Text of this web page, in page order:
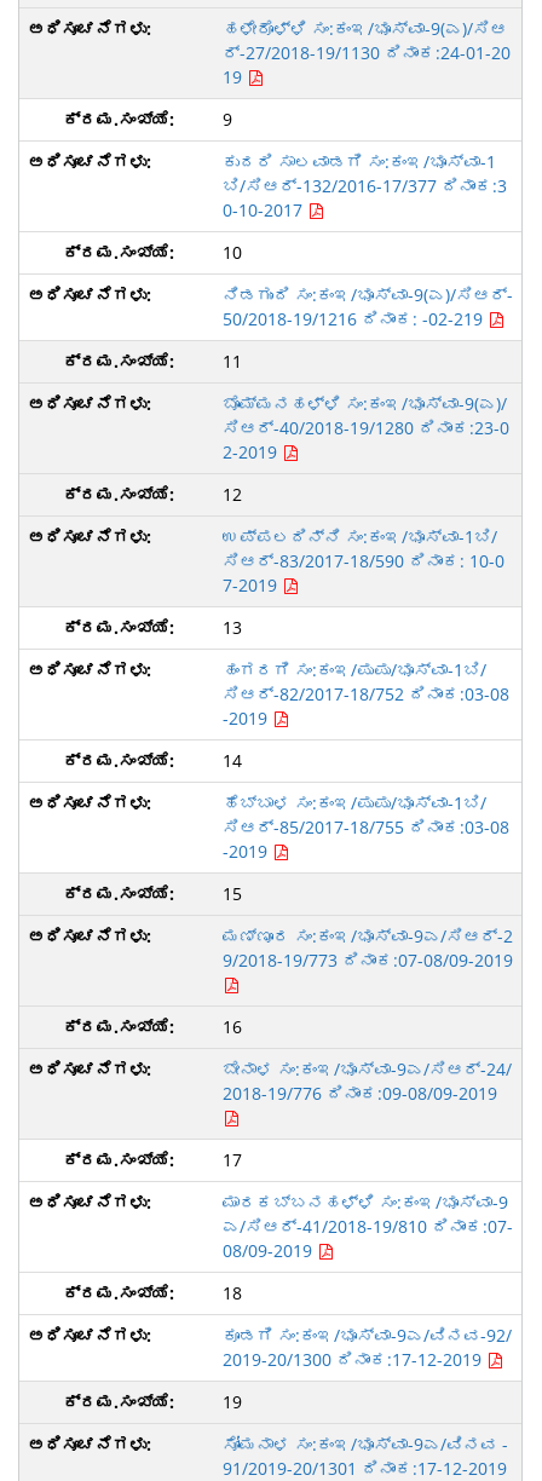
ಹಳೇರೊಳ್ಳಿ ಸಂ:ಕಂಇ/ಭೂಸ್ವಾ-9(ಎ)/ಸಿಆ
ರ್-27/2018-19/1130 ದಿನಾಂಕ:24-01-20
19
9
ಕುದರಿ ಸಾಲವಾಡಗಿ ಸಂ:ಕಂಇ/ಭೂಸ್ವಾ-1
ಬಿ/ಸಿಆರ್-132/2016-17/377 ದಿನಾಂಕ:3
0-10-2017
10
ನಿಡಗುಂದಿ ಸಂ:ಕಂಇ/ಭೂಸ್ವಾ-9(ಎ)/ಸಿಆರ್-
50/2018-19/1216 ದಿನಾಂಕ: -02-219
11
ಬೊಮ್ಮನಹಳ್ಳಿ ಸಂ:ಕಂಇ/ಭೂಸ್ವಾ-9(ಎ)/
ಸಿಆರ್-40/2018-19/1280 ದಿನಾಂಕ:23-0
2-2019
12
ಉಪ್ಪಲದಿನ್ನಿ ಸಂ:ಕಂಇ/ಭೂಸ್ವಾ-1ಬಿ/
ಸಿಆರ್-83/2017-18/590 ದಿನಾಂಕ: 10-0
7-2019
13
ಹಂಗರಗಿ ಸಂ:ಕಂಇ/ಪುಪು/ಭೂಸ್ವಾ-1ಬಿ/
ಸಿಆರ್-82/2017-18/752 ದಿನಾಂಕ:03-08
-2019
14
ಹೆಬ್ಬಾಳ ಸಂ:ಕಂಇ/ಪುಪು/ಭೂಸ್ವಾ-1ಬಿ/
ಸಿಆರ್-85/2017-18/755 ದಿನಾಂಕ:03-08
-2019
15
ಮಣ್ಣೂರ ಸಂ:ಕಂಇ/ಭೂಸ್ವಾ-9ಎ/ಸಿಆರ್-2
9/2018-19/773 ದಿನಾಂಕ:07-08/09-2019
16
ಬೇನಾಳ ಸಂ:ಕಂಇ/ಭೂಸ್ವಾ-9ಎ/ಸಿಆರ್-24/
2018-19/776 ದಿನಾಂಕ:09-08/09-2019
17
ಮಾರಕಬ್ಬನಹಳ್ಳಿ ಸಂ:ಕಂಇ/ಭೂಸ್ವಾ-9
ಎ/ಸಿಆರ್-41/2018-19/810 ದಿನಾಂಕ:07-
08/09-2019
18
ಕೂಡಗಿ ಸಂ:ಕಂಇ/ಭೂಸ್ವಾ-9ಎ/ವಿನವ-92/
2019-20/1300 ದಿನಾಂಕ:17-12-2019
19
ಸೋಮನಾಳ ಸಂ:ಕಂಇ/ಭೂಸ್ವಾ-9ಎ/ವಿನವ -
91/2019-20/1301 ದಿನಾಂಕ:17-12-2019